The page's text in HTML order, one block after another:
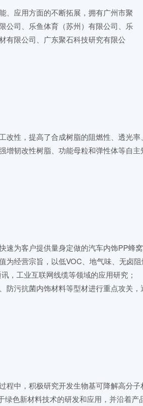
、应用方面的不断拓展，拥有广州市聚
公司、乐鱼体育（苏州）有限公司、乐
有限公司、广东聚石科技研究有限公
性，提高了合成树脂的阻燃性、透光
韧改性树脂、功能母粒和弹性体等自
为客户提供量身定做的汽车内饰PP蜂
经营宗旨，以低VOC、地气味、无卤
，工业互联网线缆等领域的应用研究；
污抗菌内饰材料等型材进行重点攻关
中，积极研究开发生物基可降解高分
色新材料技术的研发和应用，并沿着产